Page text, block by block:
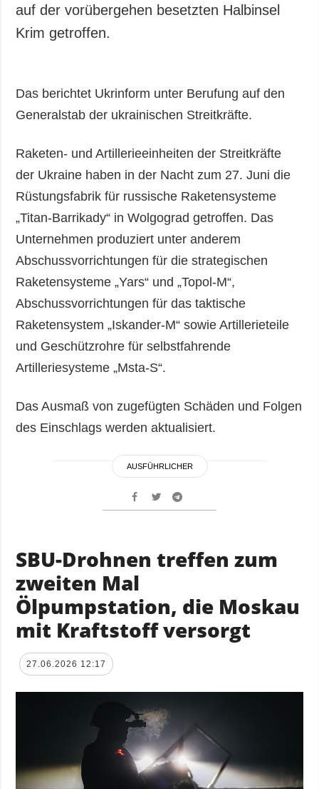
auf der vorübergehen besetzten Halbinsel
Krim getroffen.
Das berichtet Ukrinform unter Berufung auf den
Generalstab der ukrainischen Streitkräfte.
Raketen- und Artillerieeinheiten der Streitkräfte
der Ukraine haben in der Nacht zum 27. Juni die
Rüstungsfabrik für russische Raketensysteme
„Titan-Barrikady“ in Wolgograd getroffen. Das
Unternehmen produziert unter anderem
Abschussvorrichtungen für die strategischen
Raketensysteme „Yars“ und „Topol-M“,
Abschussvorrichtungen für das taktische
Raketensystem „Iskander-M“ sowie Artillerieteile
und Geschützrohre für selbstfahrende
Artilleriesysteme „Msta-S“.
Das Ausmaß von zugefügten Schäden und Folgen
des Einschlags werden aktualisiert.
AUSFÜHRLICHER
SBU-Drohnen treffen zum
zweiten Mal
Ölpumpstation, die Moskau
mit Kraftstoff versorgt
27.06.2026 12:17